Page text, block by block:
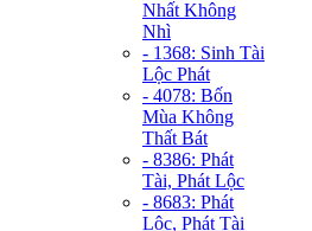
Nhất Không
Nhì
- 1368: Sinh Tài
Lộc Phát
- 4078: Bốn
Mùa Không
Thất Bát
- 8386: Phát
Tài, Phát Lộc
- 8683: Phát
Lộc, Phát Tài